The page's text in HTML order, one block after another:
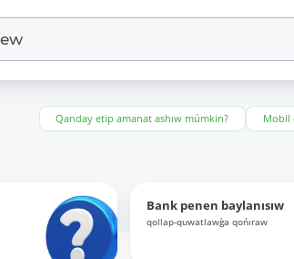
Qanday etip amanat ashıw múmkin? Mobil
Bank penen baylanısıw
qollap-quwatlawǵa qońıraw